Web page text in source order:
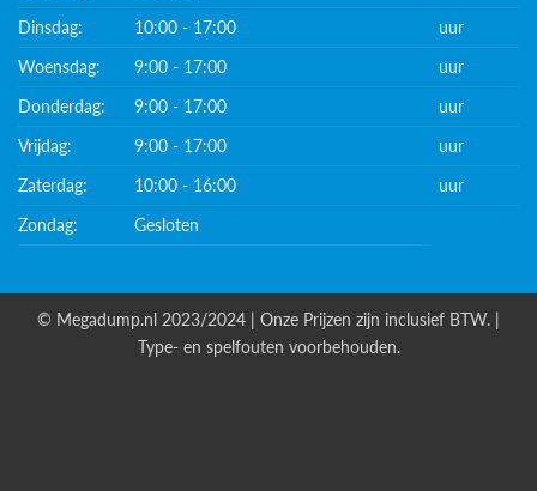
Dinsdag:
10:00 - 17:00
uur
Woensdag:
9:00 - 17:00
uur
Donderdag:
9:00 - 17:00
uur
Vrijdag:
9:00 - 17:00
uur
Zaterdag:
10:00 - 16:00
uur
Zondag:
Gesloten
© Megadump.nl 2023/2024 | Onze Prijzen zijn inclusief BTW. |
Type- en spelfouten voorbehouden.